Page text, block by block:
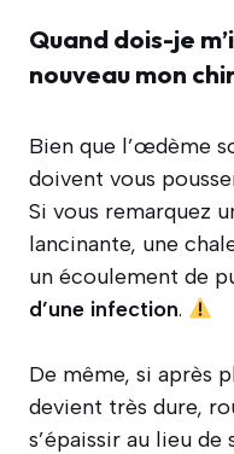
Quand dois-je
nouveau mon
Bien que l’œdème
doivent vous
Si vous remarquez
lancinante, une
un écoulement de
d’une infection.
De même, si après
devient très dure,
s’épaissir au lieu de